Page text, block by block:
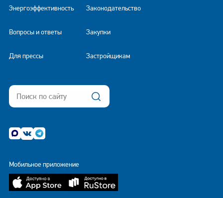
Энергоэффективность
Вопросы и ответы
Для прессы
Законодательство
Закупки
Застройщикам
Мобильное приложение